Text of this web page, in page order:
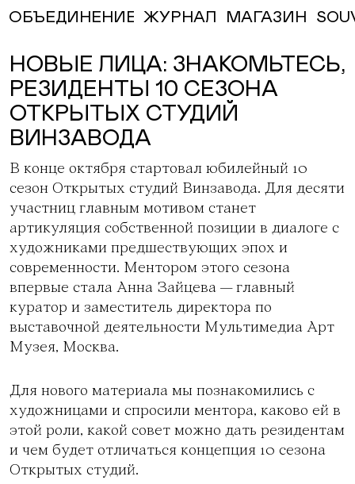
ОБЪЕДИНЕНИЕ ЖУРНАЛ МАГАЗИН
НОВЫЕ ЛИЦА: ЗНАКОМЬТЕСЬ,
РЕЗИДЕНТЫ 10 СЕЗОНА
ОТКРЫТЫХ СТУДИЙ
ВИНЗАВОДА
В конце октября стартовал юбилейный 10
сезон Открытых студий Винзавода. Для десяти
участниц главным мотивом станет
артикуляция собственной позиции в диалоге с
художниками предшествующих эпох и
современности. Ментором этого сезона
впервые стала Анна Зайцева — главный
куратор и заместитель директора по
выставочной деятельности Мультимедиа Арт
Музея, Москва.
Для нового материала мы познакомились с
художницами и спросили ментора, каково ей в
этой роли, какой совет можно дать резидентам
и чем будет отличаться концепция 10 сезона
Открытых студий.